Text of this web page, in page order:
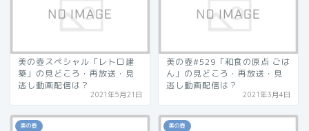
美の壺スペシャル「レトロ建
築」の見どころ・再放送・見
逃し動画配信は？
2021年5月21日
美の壺#529「和食の原点 ごは
ん」の見どころ・再放送・見
逃し動画配信は？
2021年3月4日
美の壺 美の壺